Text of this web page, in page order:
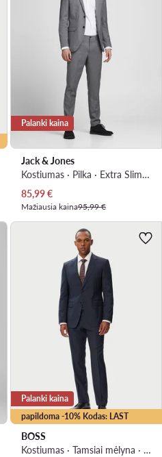
Palanki kaina
Jack & Jones
Kostiumas · Pilka · Extra Slim Fit
Dabartinė kaina
85,99€
Mažiausia kaina95,99 €
papildoma -10% Kodas: LAST
Palanki kaina
BOSS
Kostiumas · Tamsiai mėlyna · Slim Fit